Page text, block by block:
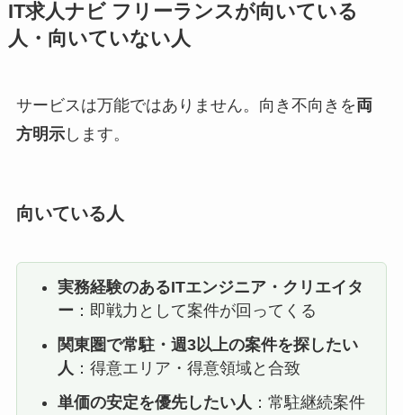
IT求人ナビ フリーランスが向いている
人・向いていない人
サービスは万能ではありません。向き不向きを両
方明示します。
向いている人
実務経験のあるITエンジニア・クリエイタ
ー ：即戦力として案件が回ってくる
関東圏で常駐・週3以上の案件を探したい
人 ：得意エリア・得意領域と合致
単価の安定を優先したい人 ：常駐継続案件